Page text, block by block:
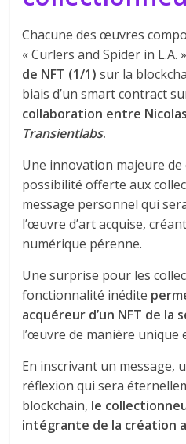
Chacune des œuvres
« Curlers and Spider in L.A. »
de NFT (1/1) sur la
biais d’un smart contract
collaboration entre
Transientlabs.
Une innovation majeure
possibilité offerte aux
message personnel qui
l’œuvre d’art acquise,
numérique pérenne.
Une surprise pour les
fonctionnalité inédite
acquéreur d’un NFT de la
l’œuvre de manière unique
En inscrivant un message,
réflexion qui sera
blockchain, le
intégrante de la création